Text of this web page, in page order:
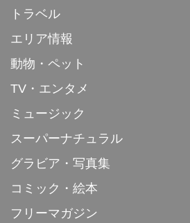
トラベル
エリア情報
動物・ペット
TV・エンタメ
ミュージック
スーパーナチュラル
グラビア・写真集
コミック・絵本
フリーマガジン